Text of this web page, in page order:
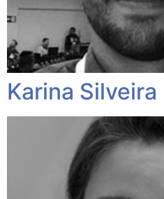
Karina Silveira